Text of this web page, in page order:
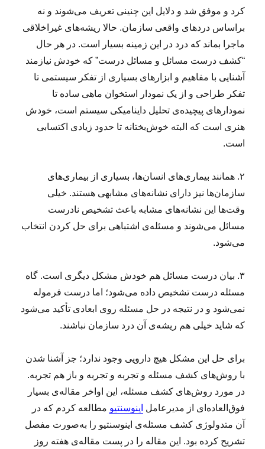
کرد و موفق شد و دلایل این چنینی تعریف می‌شوند و نه
براساس دردهای واقعی سازمان. حالا ریشه‌های غیراخلاقی
ماجرا بماند که درد در این زمینه بسیار است. در هر حال
“کشف درست مسائل و مسائل درست” که خودش نیازمند
آشنایی با مفاهیم و ابزارهای بسیاری از تفکر سیستمی تا
تفکر طراحی و از یک نمودار استخوان ماهی ساده تا
نمودارهای پیچیده‌ی تحلیل داینامیکی سیستم است، خودش
هنری است که البته خوش‌بختانه تا حدود زیادی اکتسابی
است.
۲. همانند بیماری‌های انسان‌ها، بسیاری از بیماری‌های
سازمان‌ها نیز دارای نشانه‌های مشابهی هستند. خیلی
وقت‌ها این نشانه‌های مشابه باعث تشخیص نادرست
مسائل می‌شوند و مسئله‌ی اشتباهی برای حل کردن انتخاب
می‌شود.
۳. بیان درست مسائل هم خودش مشکل دیگری است. گاه
مسئله درست تشخیص داده می‌شود؛ اما درست فرموله
نمی‌شود و در نتیجه در حل مسئله روی ابعادی تأکید می‌شود
که شاید خیلی هم ریشه‌ی آن درد سازمان نباشند.
برای حل این مشکل هیچ دارویی وجود ندارد؛ جز آشنا شدن
با روش‌های کشف مسئله و تجربه و تجربه و باز هم تجربه.
در مورد روش‌های کشف مسئله، این اواخر مقاله‌ی بسیار
فوق‌العاده‌ای از مدیرعامل اینوسنتیو مطالعه کردم که در
آن متدولوژی کشف مسئله‌ی اینوسنتیو را به‌صورت مفصل
تشریح کرده بود. این مقاله را در پست مقاله‌ی هفته روز